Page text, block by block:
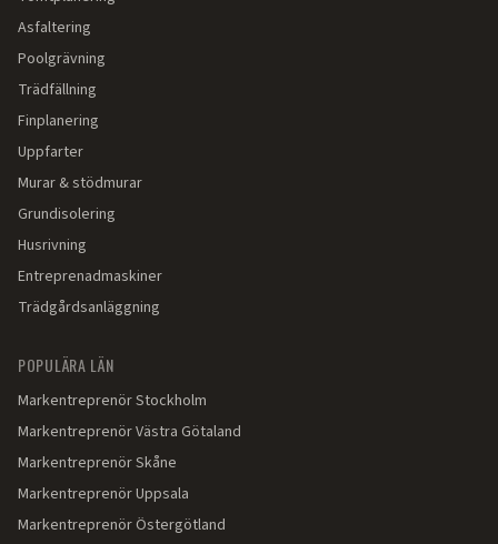
Asfaltering
Poolgrävning
Trädfällning
Finplanering
Uppfarter
Murar & stödmurar
Grundisolering
Husrivning
Entreprenadmaskiner
Trädgårdsanläggning
POPULÄRA LÄN
MarkentreprenörStockholm
MarkentreprenörVästra Götaland
MarkentreprenörSkåne
MarkentreprenörUppsala
MarkentreprenörÖstergötland